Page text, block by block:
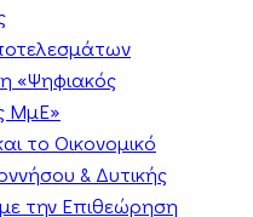
«Ψηφιακός
ΜμΕ»
το Οικονομικό
& Δυτικής
την Επιθεώρηση